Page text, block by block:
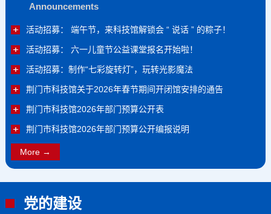
Announcements
活动招募： 端午节，来科技馆解锁会 “ 说话 ” 的粽子！
活动招募： 六一儿童节公益课堂报名开始啦！
活动招募：制作“七彩旋转灯”，玩转光影魔法
荆门市科技馆关于2026年春节期间开闭馆安排的通告
荆门市科技馆2026年部门预算公开表
荆门市科技馆2026年部门预算公开编报说明
More →
党的建设